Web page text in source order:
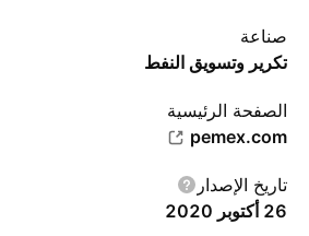
صناعة
تكرير وتسويق النفط
الصفحة الرئيسية
pemex.com
تاريخ الإصدار
26 أكتوبر 2020